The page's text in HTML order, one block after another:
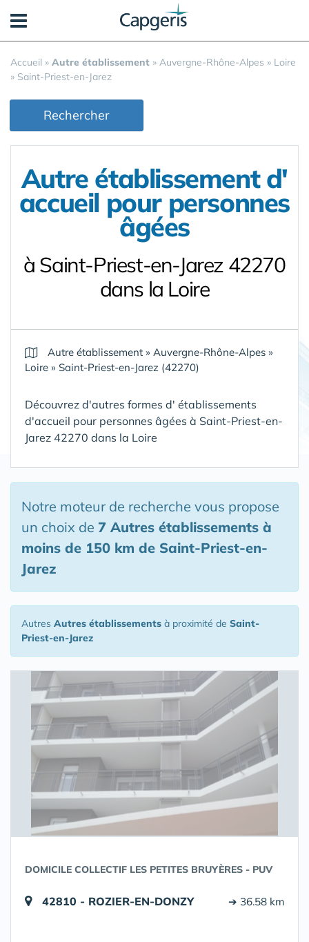
Accueil » Autre établissement » Auvergne-Rhône-Alpes » Loire
» Saint-Priest-en-Jarez
Rechercher
Autre établissement d'
accueil pour personnes
âgées
à Saint-Priest-en-Jarez 42270
dans la Loire
Autre établissement » Auvergne-Rhône-Alpes »
Loire » Saint-Priest-en-Jarez (42270)
Découvrez d'autres formes d' établissements
d'accueil pour personnes âgées à Saint-Priest-en-
Jarez 42270 dans la Loire
Notre moteur de recherche vous propose
un choix de 7 Autres établissements à
moins de 150 km de Saint-Priest-en-
Jarez
Autres Autres établissements à proximité de Saint-
Priest-en-Jarez
DOMICILE COLLECTIF LES PETITES BRUYÈRES - PUV
42810 - ROZIER-EN-DONZY ➔ 36.58 km